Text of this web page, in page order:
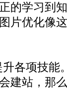
的学习到
片优化像
各项技能
建站，那